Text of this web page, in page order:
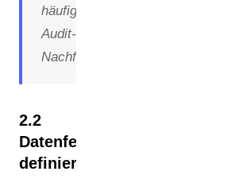
häufig
Audit-
Nachfragen.
2.2
Datenfelder
definieren